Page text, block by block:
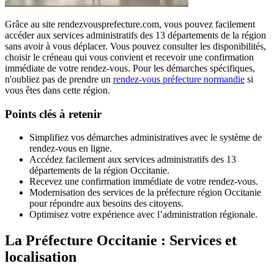
Grâce au site rendezvousprefecture.com, vous pouvez facilement
accéder aux services administratifs des 13 départements de la région
sans avoir à vous déplacer. Vous pouvez consulter les disponibilités,
choisir le créneau qui vous convient et recevoir une confirmation
immédiate de votre rendez-vous. Pour les démarches spécifiques,
n'oubliez pas de prendre un rendez-vous préfecture normandie si
vous êtes dans cette région.
Points clés à retenir
Simplifiez vos démarches administratives avec le système de
rendez-vous en ligne.
Accédez facilement aux services administratifs des 13
départements de la région Occitanie.
Recevez une confirmation immédiate de votre rendez-vous.
Modernisation des services de la préfecture région Occitanie
pour répondre aux besoins des citoyens.
Optimisez votre expérience avec l’administration régionale.
La Préfecture Occitanie : Services et
localisation